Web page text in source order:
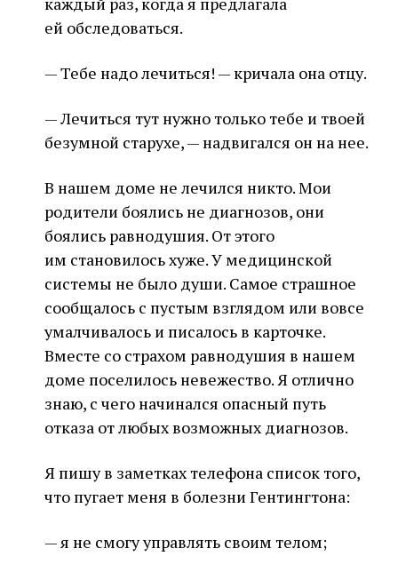
ей обследоваться.
— Тебе надо лечиться! — кричала она отцу.
— Лечиться тут нужно только тебе и твоей
безумной старухе, — надвигался он на нее.
В нашем доме не лечился никто. Мои
родители боялись не диагнозов, они
боялись равнодушия. От этого
им становилось хуже. У медицинской
системы не было души. Самое страшное
сообщалось с пустым взглядом или вовсе
умалчивалось и писалось в карточке.
Вместе со страхом равнодушия в нашем
доме поселилось невежество. Я отлично
знаю, с чего начинался опасный путь
отказа от любых возможных диагнозов.
Я пишу в заметках телефона список того,
что пугает меня в болезни Гентингтона:
— я не смогу управлять своим телом;